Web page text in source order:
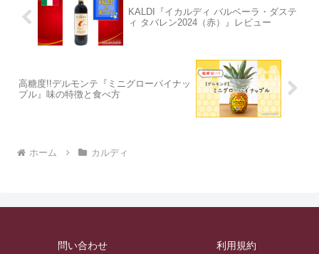
KALDI『イカルディ バルベーラ・ダステ
ィ タバレン2024（赤）』レビュー
高糖度!!デルモンテ『ミニグローパイナッ
プル』味の特徴と食べ方
ホーム カルディ
問い合わせ 利用規約